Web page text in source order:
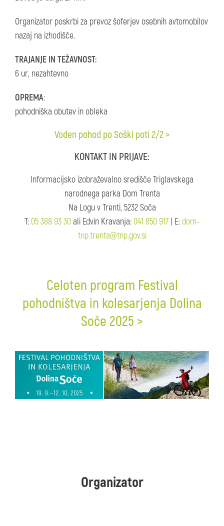
Organizator poskrbi za prevoz šoferjev osebnih avtomobilov
nazaj na izhodišče.
TRAJANJE IN TEŽAVNOST:
6 ur, nezahtevno
OPREMA:
pohodniška obutev in obleka
Voden pohod po Soški poti 2/2 >
KONTAKT IN PRIJAVE:
Informacijsko izobraževalno središče Triglavskega
narodnega parka Dom Trenta
Na Logu v Trenti, 5232 Soča
T: 05 388 93 30ali Edvin Kravanja: 041 850 917 | E: dom-
tnp.trenta@tnp.gov.si
Celoten program Festival
pohodništva in kolesarjenja Dolina
Soče 2025 >
Organizator